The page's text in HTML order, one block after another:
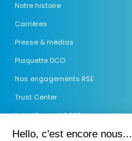
Hello, c'est encore nous...
Notre histoire
Carrières
Presse & médias
Plaquette DCO
Nos engagements RSE
Trust Center
Label Engagé RGPD